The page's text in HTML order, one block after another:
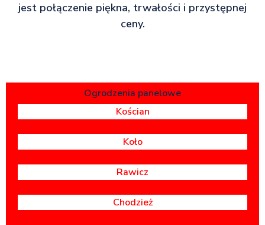
jest połączenie piękna, trwałości i przystępnej
ceny.
Ogrodzenia panelowe
Kościan
Koło
Rawicz
Chodzież